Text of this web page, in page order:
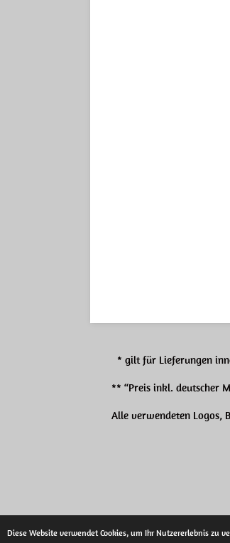
Diese Website verwendet Cookies, um Ihr Nutzererlebnis zu
* gilt für Lieferungen
** “Preis inkl. deutscher
Alle verwendeten Logos,